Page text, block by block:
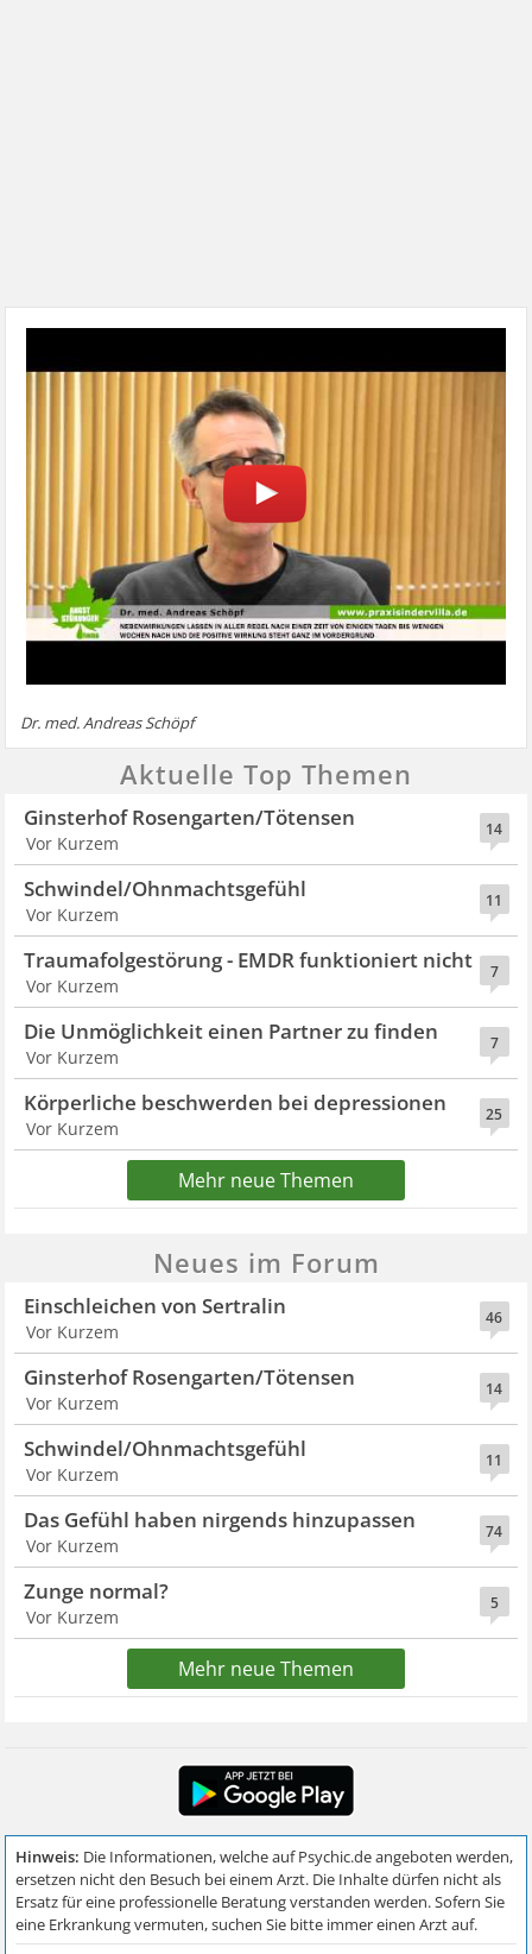
Dr. med. Andreas Schöpf
Aktuelle Top Themen
14
Ginsterhof Rosengarten/Tötensen
Vor Kurzem
11
Schwindel/Ohnmachtsgefühl
Vor Kurzem
7
Traumafolgestörung - EMDR funktioniert nicht
Vor Kurzem
7
Die Unmöglichkeit einen Partner zu finden
Vor Kurzem
25
Körperliche beschwerden bei depressionen
Vor Kurzem
Mehr neue Themen
Neues im Forum
46
Einschleichen von Sertralin
Vor Kurzem
14
Ginsterhof Rosengarten/Tötensen
Vor Kurzem
11
Schwindel/Ohnmachtsgefühl
Vor Kurzem
74
Das Gefühl haben nirgends hinzupassen
Vor Kurzem
5
Zunge normal?
Vor Kurzem
Mehr neue Themen